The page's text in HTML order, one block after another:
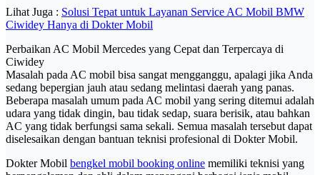
Lihat Juga : Solusi Tepat untuk Layanan Service AC Mobil BMW
Ciwidey Hanya di Dokter Mobil
Perbaikan AC Mobil Mercedes yang Cepat dan Terpercaya di
Ciwidey
Masalah pada AC mobil bisa sangat mengganggu, apalagi jika Anda
sedang bepergian jauh atau sedang melintasi daerah yang panas.
Beberapa masalah umum pada AC mobil yang sering ditemui adalah
udara yang tidak dingin, bau tidak sedap, suara berisik, atau bahkan
AC yang tidak berfungsi sama sekali. Semua masalah tersebut dapat
diselesaikan dengan bantuan teknisi profesional di Dokter Mobil.
Dokter Mobil bengkel mobil booking online memiliki teknisi yang